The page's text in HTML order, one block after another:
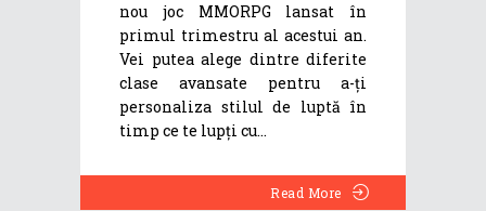
nou joc MMORPG lansat în
primul trimestru al acestui an.
Vei putea alege dintre diferite
clase avansate pentru a-ți
personaliza stilul de luptă în
timp ce te lupți cu
Read More